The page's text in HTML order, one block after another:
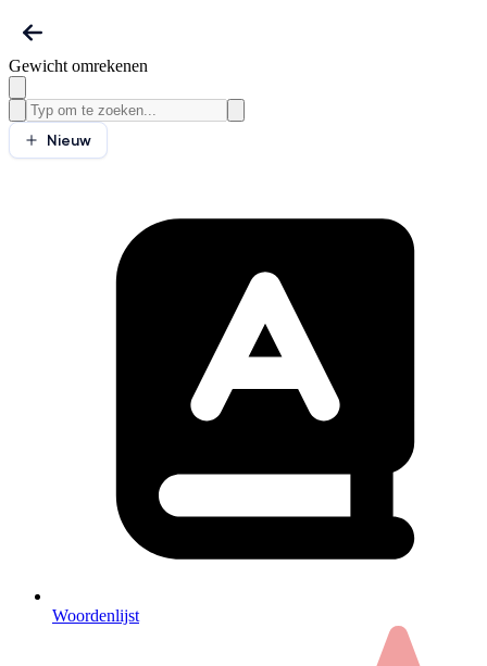
Gewicht omrekenen
Nieuw
Woordenlijst